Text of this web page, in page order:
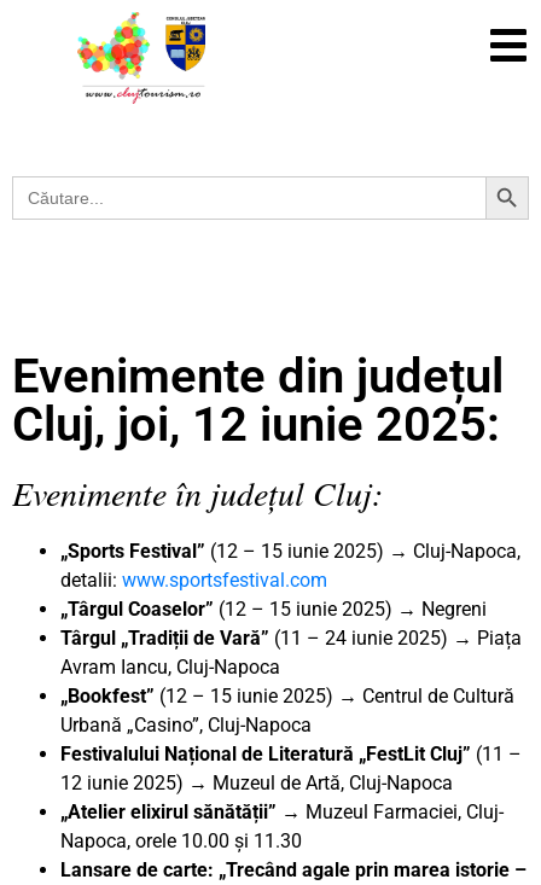
Search
for:
Search Button
Evenimente din județul
Cluj, joi, 12 iunie 2025:
Evenimente în județul Cluj:
„Sports Festival” (12 – 15 iunie 2025) → Cluj-Napoca,
detalii: www.sportsfestival.com
„Târgul Coaselor” (12 – 15 iunie 2025) → Negreni
Târgul „Tradiții de Vară” (11 – 24 iunie 2025) → Piața
Avram Iancu, Cluj-Napoca
„Bookfest” (12 – 15 iunie 2025) → Centrul de Cultură
Urbană „Casino”, Cluj-Napoca
Festivalului Național de Literatură „FestLit Cluj” (11 –
12 iunie 2025) → Muzeul de Artă, Cluj-Napoca
„Atelier elixirul sănătății” → Muzeul Farmaciei, Cluj-
Napoca, orele 10.00 și 11.30
Lansare de carte: „Trecând agale prin marea istorie –